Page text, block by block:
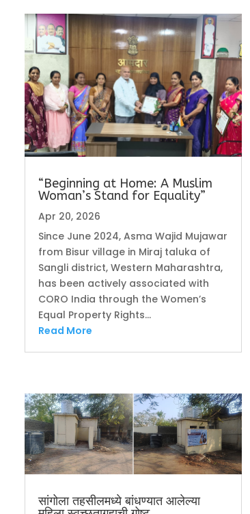
“Beginning at Home: A Muslim
Woman’s Stand for Equality”
Apr 20, 2026
Since June 2024, Asma Wajid Mujawar
from Bisur village in Miraj taluka of
Sangli district, Western Maharashtra,
has been actively associated with
CORO India through the Women’s
Equal Property Rights...
Read More
सांगोला तहसीलमध्ये बांधण्यात आलेल्या